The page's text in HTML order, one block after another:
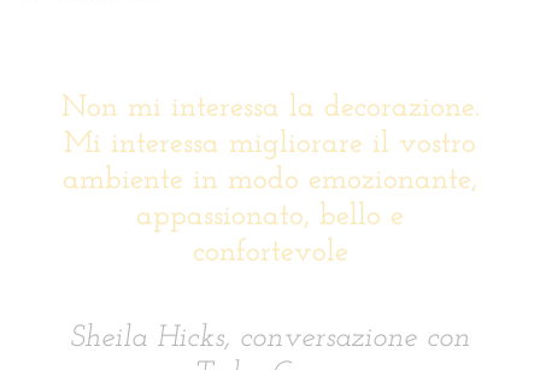
Non mi interessa la decorazione.
Mi interessa migliorare il vostro
ambiente in modo emozionante,
appassionato, bello e
confortevole
Sheila Hicks, conversazione con